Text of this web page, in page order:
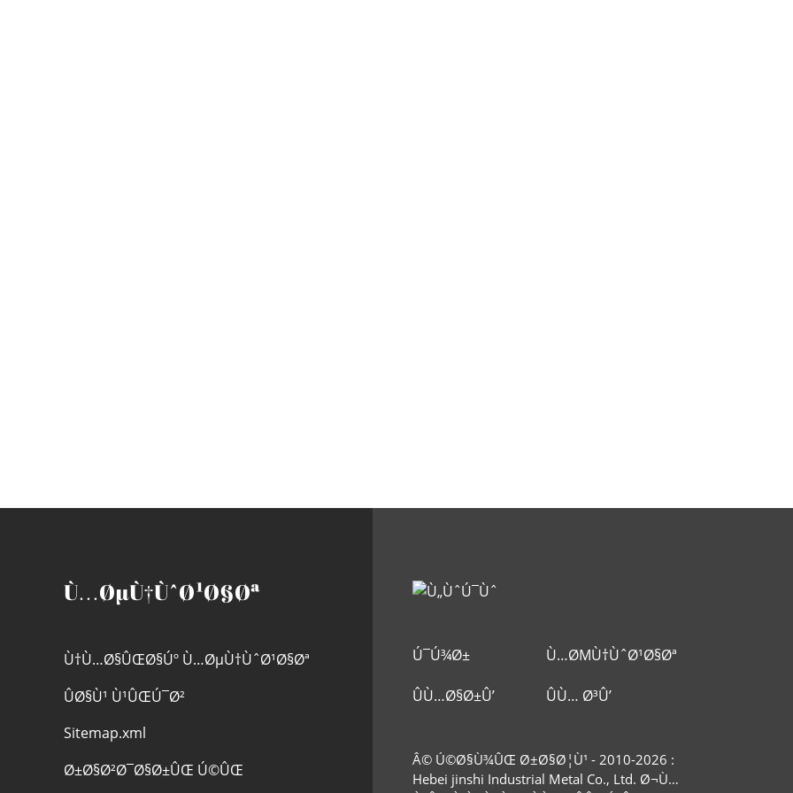
Ù…ØµÙ†ÙˆØ¹Ø§Øª
Ù†Ù…Ø§ÛŒØ§Úº Ù…ØµÙ†ÙˆØ¹Ø§Øª
ÛØ§Ù¹ Ù¹ÛŒÚ¯Ø²
Sitemap.xml
Ø±Ø§Ø²Ø¯Ø§Ø±ÛŒ Ú©ÛŒ
Ú¯Ú¾Ø± Ù…ØΜÙ†ÙˆØ¹Ø§Øª
ÛÙ…Ø§Ø±Û’
ÛÙ… Ø³Û’
Ú©Ø±ÛŒÚºÛ”
Â© Ú©Ø§Ù¾ÛŒ Ø±Ø§Ø¦Ù¹ - 2010-2026 :
Hebei jinshi Industrial Metal Co., Ltd. Ø¬Ù…